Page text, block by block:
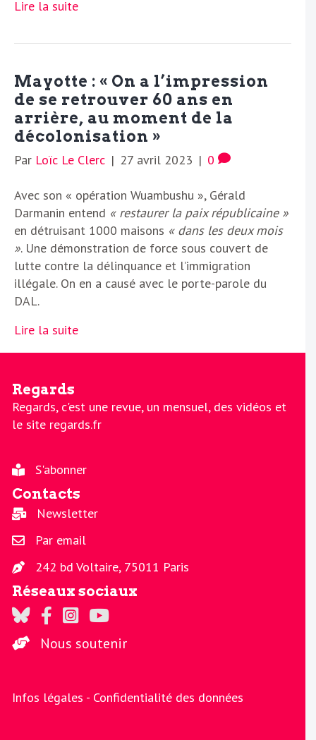
Lire la suite
Mayotte : « On a l’impression
de se retrouver 60 ans en
arrière, au moment de la
décolonisation »
Par Loïc Le Clerc | 27 avril 2023 | 0
Avec son « opération Wuambushu », Gérald
Darmanin entend « restaurer la paix républicaine »
en détruisant 1000 maisons « dans les deux mois
». Une démonstration de force sous couvert de
lutte contre la délinquance et l’immigration
illégale. On en a causé avec le porte-parole du
DAL.
Lire la suite
Regards
Regards, c'est une revue, un mensuel, des vidéos et
le site regards.fr
S'abonner
Contacts
Newsletter
Par email
242 bd Voltaire, 75011 Paris
Réseaux sociaux
Regards sur Twitter
Regards sur Facebook
Regards sur Instagram
La chaine Regards sur Youtube
Nous soutenir
Infos légales - Confidentialité des données